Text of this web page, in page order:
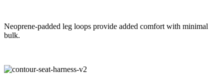
Neoprene-padded leg loops provide added comfort with minimal
bulk.